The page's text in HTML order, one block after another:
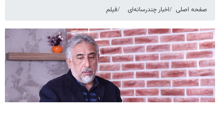
صفحه اصلی اخبار چندرسانه‌ای فیلم